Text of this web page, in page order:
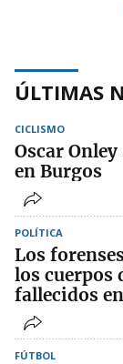
ÚLTIMAS
CICLISMO
Oscar
en Burgos
POLÍTICA
Los
los cuerpos
fallecidos
FÚTBOL